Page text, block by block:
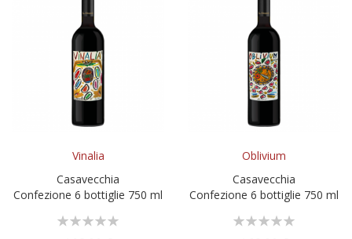
Vinalia
Casavecchia
Confezione 6 bottiglie 750 ml
Rating:
Oblivium
Casavecchia
Confezione 6 bottiglie 750 ml
Rating: